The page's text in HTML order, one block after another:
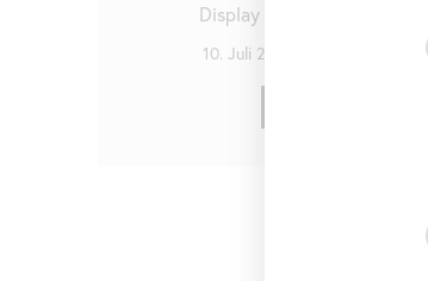
Display von Heimo Zobernig
10. Juli 2026 4. Oktober 2026